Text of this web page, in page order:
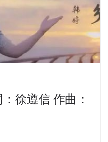
徐遵信 作曲：